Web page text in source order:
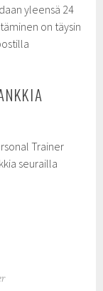
yleensä 24
on täysin
Trainer
seurailla